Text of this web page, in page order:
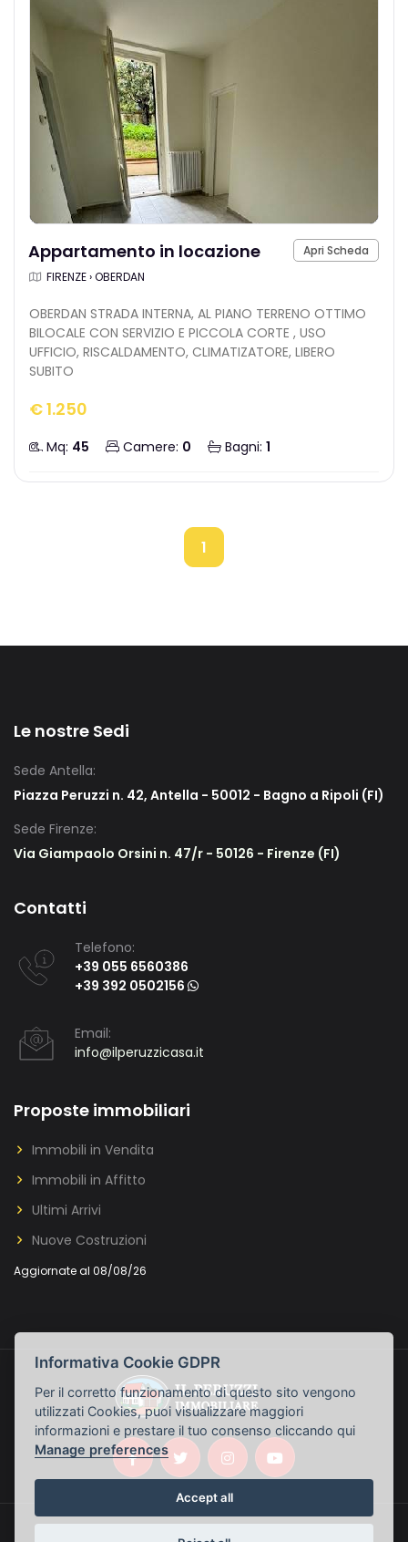
Apri Scheda
Appartamento in locazione
FIRENZE › OBERDAN
OBERDAN STRADA INTERNA, AL PIANO TERRENO OTTIMO
BILOCALE CON SERVIZIO E PICCOLA CORTE , USO
UFFICIO, RISCALDAMENTO, CLIMATIZATORE, LIBERO
SUBITO
€ 1.250
Mq: 45 Camere: 0 Bagni: 1
1
Le nostre Sedi
Sede Antella:
Piazza Peruzzi n. 42, Antella - 50012 - Bagno a Ripoli (FI)
Sede Firenze:
Via Giampaolo Orsini n. 47/r - 50126 - Firenze (FI)
Contatti
Telefono:
+39 055 6560386
+39 392 0502156
Email:
info@ilperuzzicasa.it
Proposte immobiliari
Immobili in Vendita
Immobili in Affitto
Ultimi Arrivi
Nuove Costruzioni
Aggiornate al 08/08/26
Informativa Cookie GDPR
Per il corretto funzionamento di questo sito vengono
utilizzati Cookies, puoi visualizzare maggiori
informazioni e prestare il tuo consenso cliccando qui
Manage preferences
Accept all